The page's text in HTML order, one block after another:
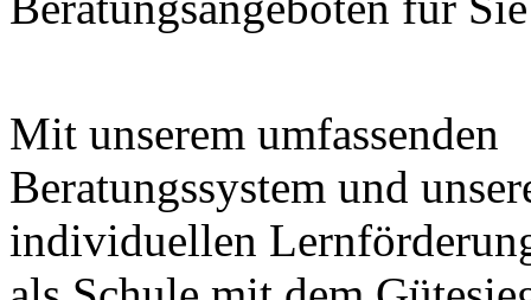
Mit unserem umfassenden
Beratungssystem und
individuellen